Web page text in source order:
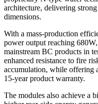
To further enhance system
introduced a next-generation
reduce hotspot temperatures
conventional modules. The
irradiance performance, with
95%, enabling stable energy
conditions.
Setting a New Benchmark
The new N-type BC